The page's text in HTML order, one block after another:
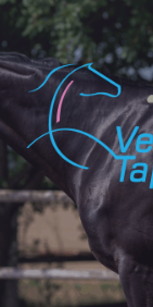
Skip
content